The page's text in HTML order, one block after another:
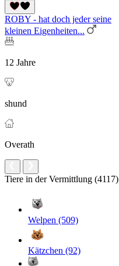
ROBY - hat doch jeder seine
kleinen Eigenheiten...
12 Jahre
shund
Overath
Tiere in der Vermittlung (4117)
Welpen (509)
Kätzchen (92)